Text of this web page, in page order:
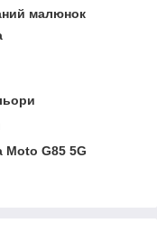
малюнок
Moto G85 5G